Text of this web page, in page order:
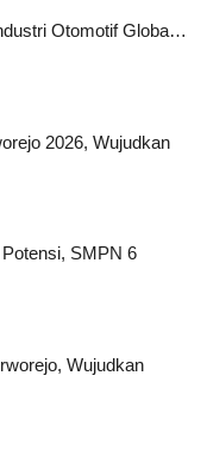
Otomotif Globa…
2026, Wujudkan
SMPN 6
Wujudkan